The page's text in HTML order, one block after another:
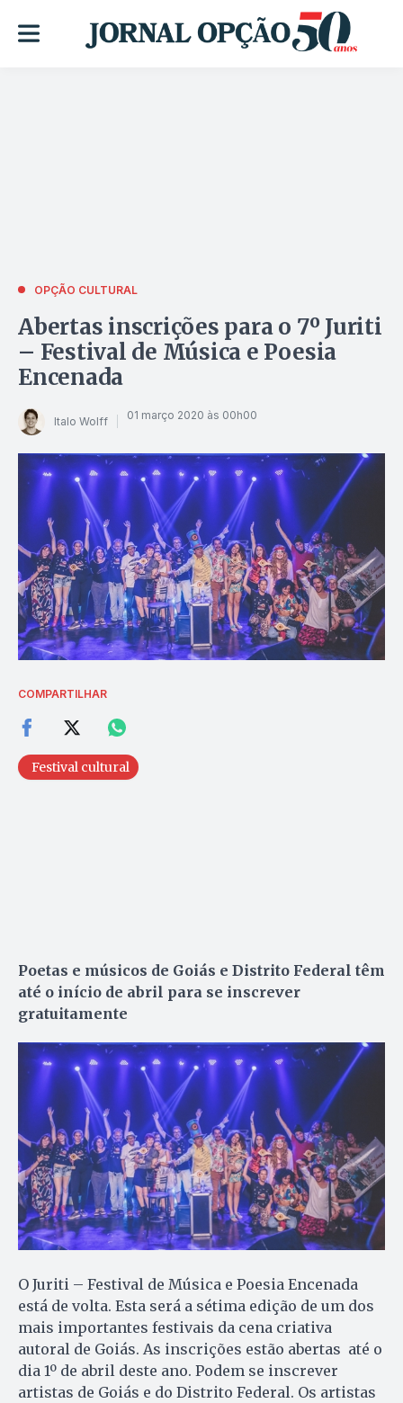
OPÇÃO CULTURAL
Abertas inscrições para o 7º Juriti
– Festival de Música e Poesia
Encenada
Italo Wolff 01 março 2020 às 00h00
COMPARTILHAR
Festival cultural
Poetas e músicos de Goiás e Distrito Federal têm
até o início de abril para se inscrever
gratuitamente
O Juriti – Festival de Música e Poesia Encenada
está de volta. Esta será a sétima edição de um dos
mais importantes festivais da cena criativa
autoral de Goiás. As inscrições estão abertas até o
dia 1º de abril deste ano. Podem se inscrever
artistas de Goiás e do Distrito Federal. Os artistas